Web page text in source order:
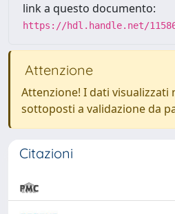
link a questo documento:
https://hdl.handle.net/
Attenzione
Attenzione! I dati visualizzati
sottoposti a validazione da
Citazioni